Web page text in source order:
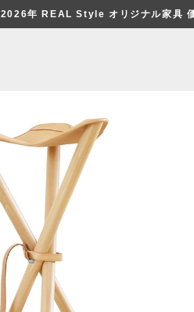
2026年 REAL Style オリジナル家具